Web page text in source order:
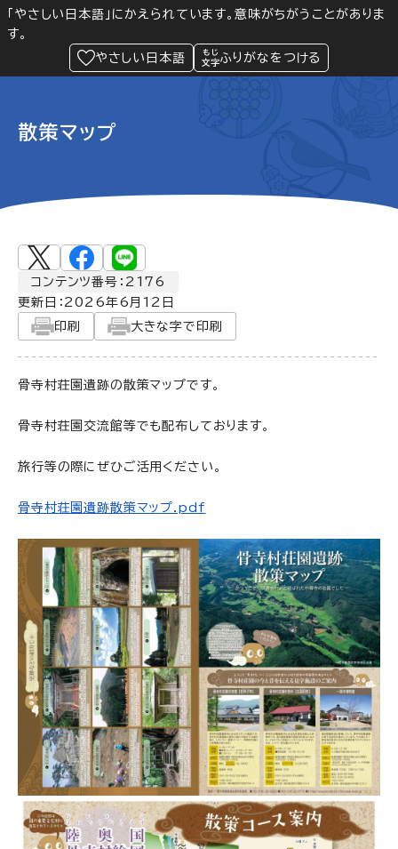
「やさしい日本語」にかえられています。意味がちがうことがありま
す。
やさしい日本語
ふりがなをつける
Language 閲覧支援
緊急情報
散策マップ
コンテンツ番号：2176
更新日： 2026年6月12日
印刷
大きな字で印刷
骨寺村荘園遺跡の散策マップです。
骨寺村荘園交流館等でも配布しております。
旅行等の際にぜひご活用ください。
骨寺村荘園遺跡散策マップ.pdf